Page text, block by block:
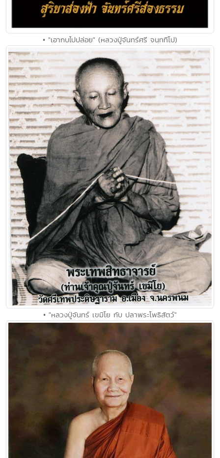
• "เอากบไปปล่อย" (หลวงปู่จันทร์ศรี จนฺททีโป)
• "หลวงปู่จันทร์ เขมิโย กับ ปลาพระโพธิสัตว์"